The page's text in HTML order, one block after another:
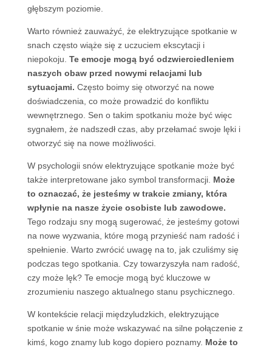
głębszym poziomie.
Warto również zauważyć, że elektryzujące spotkanie w
snach często wiąże się z uczuciem ekscytacji i
niepokoju. Te emocje mogą być odzwierciedleniem
naszych obaw przed nowymi relacjami lub
sytuacjami. Często boimy się otworzyć na nowe
doświadczenia, co może prowadzić do konfliktu
wewnętrznego. Sen o takim spotkaniu może być więc
sygnałem, że nadszedł czas, aby przełamać swoje lęki i
otworzyć się na nowe możliwości.
W psychologii snów elektryzujące spotkanie może być
także interpretowane jako symbol transformacji. Może
to oznaczać, że jesteśmy w trakcie zmiany, która
wpłynie na nasze życie osobiste lub zawodowe.
Tego rodzaju sny mogą sugerować, że jesteśmy gotowi
na nowe wyzwania, które mogą przynieść nam radość i
spełnienie. Warto zwrócić uwagę na to, jak czuliśmy się
podczas tego spotkania. Czy towarzyszyła nam radość,
czy może lęk? Te emocje mogą być kluczowe w
zrozumieniu naszego aktualnego stanu psychicznego.
W kontekście relacji międzyludzkich, elektryzujące
spotkanie w śnie może wskazywać na silne połączenie z
kimś, kogo znamy lub kogo dopiero poznamy. Może to